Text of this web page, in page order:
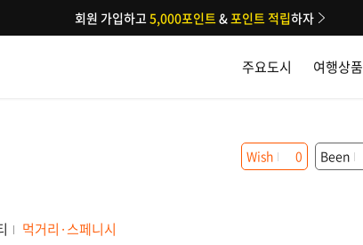
주요도시 여행상품
회원 가입하고5,000포인트&포인트 적립하자
먹거리·스페니시
Wish 0 Been